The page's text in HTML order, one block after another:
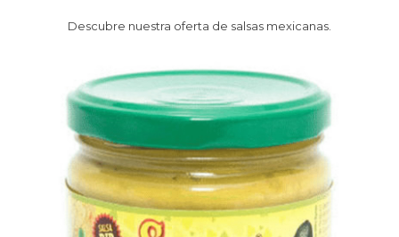
Descubre nuestra oferta de salsas mexicanas.